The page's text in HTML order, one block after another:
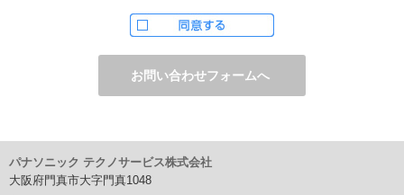
ただし、お申し込みフォーム上でご希望の方のみに、下記サービ
・電子メール、ダイレクトメールなどによる情報のご提供
（1）ご提供情報の分野
・住宅関連設備・建材、家電製品、住まいづくり(新築・リフォー
車載関連商品など
（2）ご提供情報の概要
・商品、サービスに関するご提案
パナソニック テクノサービス株式会社
大阪府門真市大字門真1048